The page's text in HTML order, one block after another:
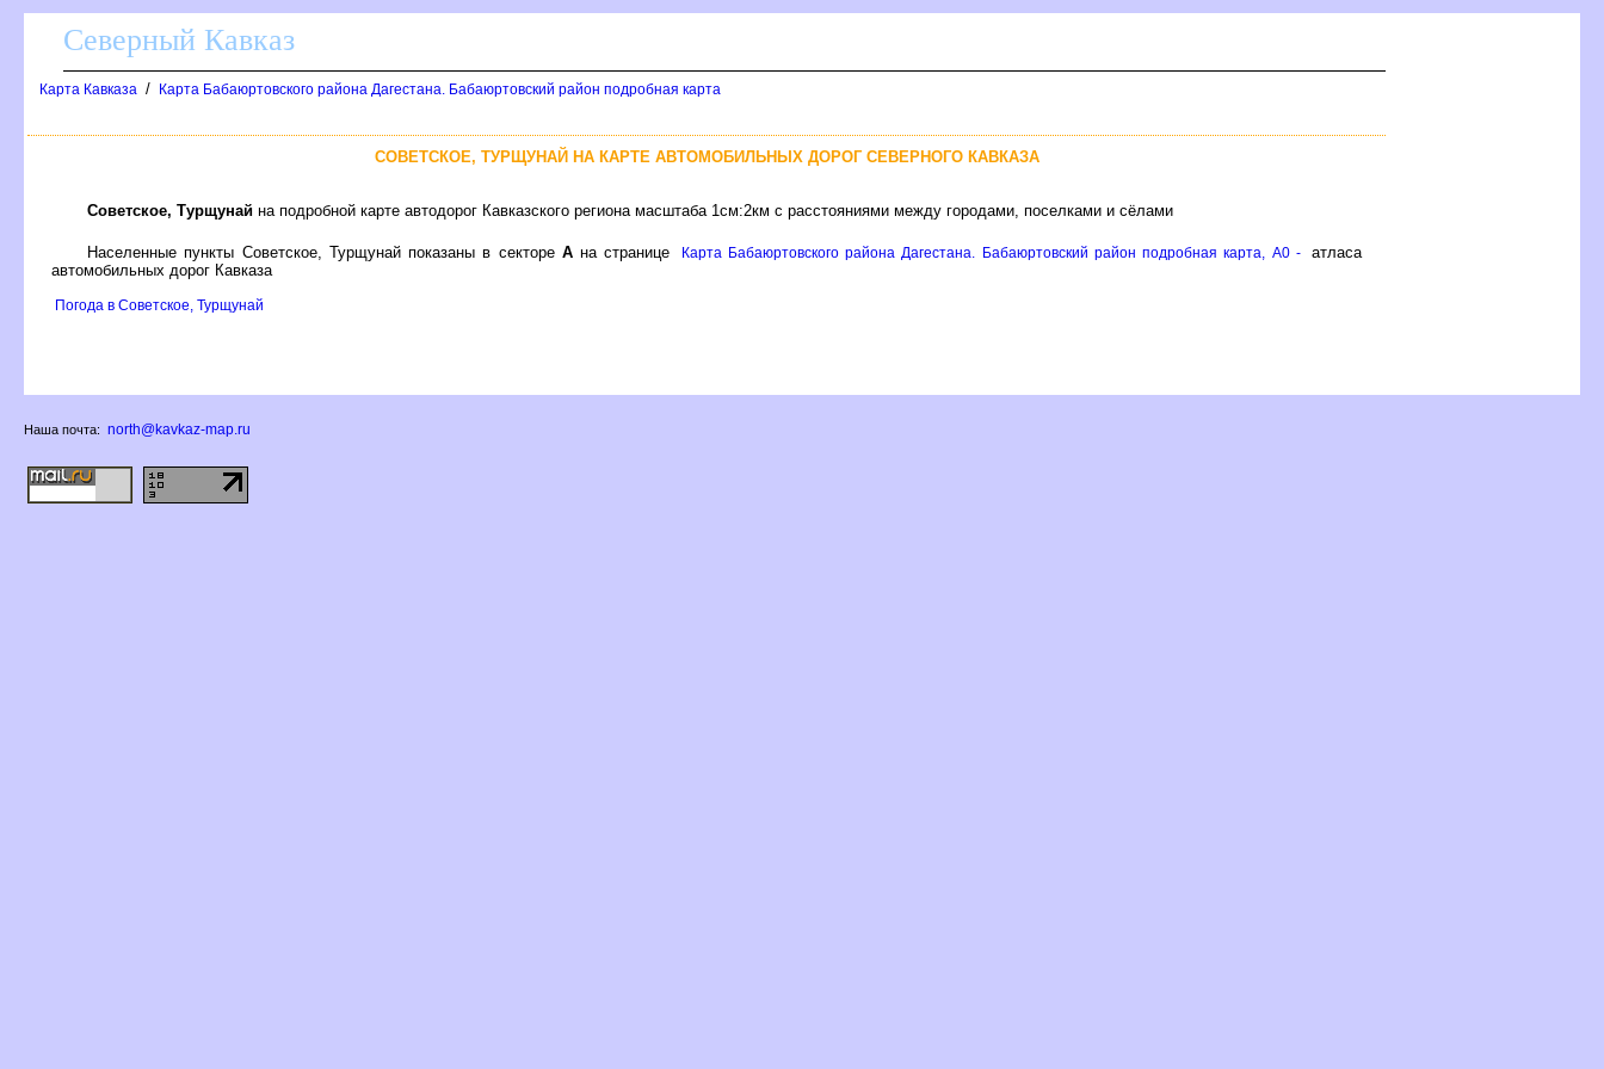
Северный Кавказ
Карта Кавказа / Карта Бабаюртовского района Дагестана. Бабаюртовский район подробная карта
СОВЕТСКОЕ, ТУРЩУНАЙ НА КАРТЕ АВТОМОБИЛЬНЫХ ДОРОГ СЕВЕРНОГО КАВКАЗА
Советское, Турщунай на подробной карте автодорог Кавказского региона масштаба 1см:2км с расстояниями между городами, поселками и сёлами
Населенные пункты Советское, Турщунай показаны в секторе Ана странице Карта Бабаюртовского района Дагестана. Бабаюртовский район подробная карта, A0 -
атласа
автомобильных дорог Кавказа
Погода в Советское, Турщунай
Наша почта: north@kavkaz-map.ru